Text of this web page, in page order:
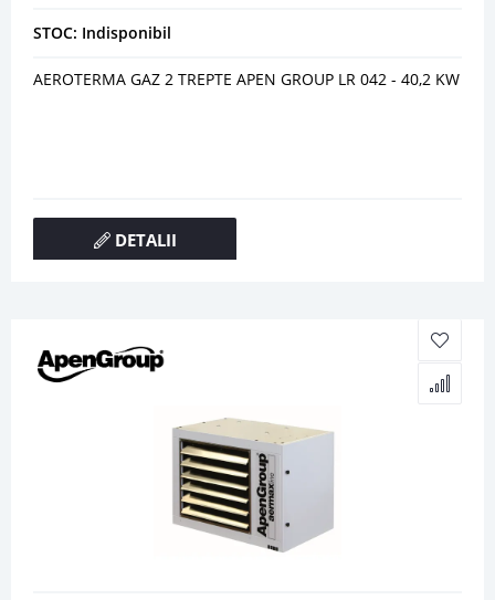
STOC: Indisponibil
AEROTERMA GAZ 2 TREPTE APEN GROUP LR 042 - 40,2 KW
DETALII